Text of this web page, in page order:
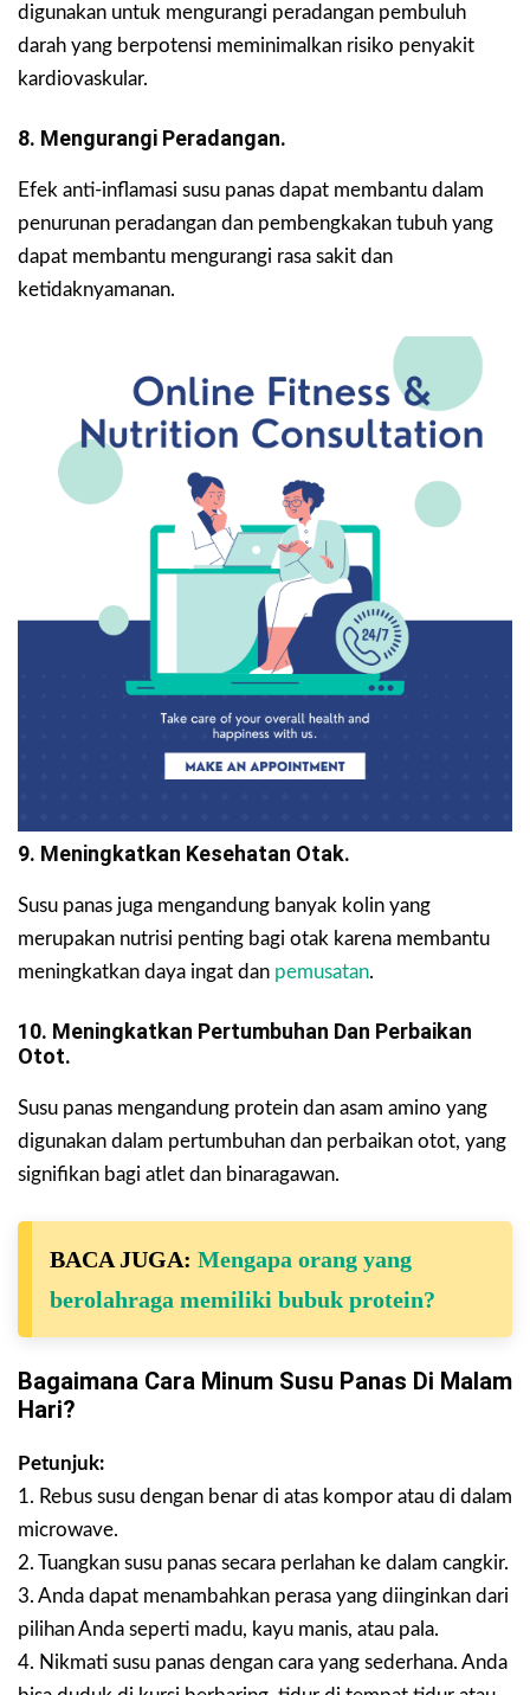
digunakan untuk mengurangi peradangan pembuluh
darah yang berpotensi meminimalkan risiko penyakit
kardiovaskular.
8. Mengurangi Peradangan.
Efek anti-inflamasi susu panas dapat membantu dalam
penurunan peradangan dan pembengkakan tubuh yang
dapat membantu mengurangi rasa sakit dan
ketidaknyamanan.
9. Meningkatkan Kesehatan Otak.
Susu panas juga mengandung banyak kolin yang
merupakan nutrisi penting bagi otak karena membantu
meningkatkan daya ingat dan pemusatan.
10. Meningkatkan Pertumbuhan Dan Perbaikan
Otot.
Susu panas mengandung protein dan asam amino yang
digunakan dalam pertumbuhan dan perbaikan otot, yang
signifikan bagi atlet dan binaragawan.
BACA JUGA: Mengapa orang yang
berolahraga memiliki bubuk protein?
Bagaimana Cara Minum Susu Panas Di Malam
Hari?
Petunjuk:
1. Rebus susu dengan benar di atas kompor atau di dalam
microwave.
2. Tuangkan susu panas secara perlahan ke dalam cangkir.
3. Anda dapat menambahkan perasa yang diinginkan dari
pilihan Anda seperti madu, kayu manis, atau pala.
4. Nikmati susu panas dengan cara yang sederhana. Anda